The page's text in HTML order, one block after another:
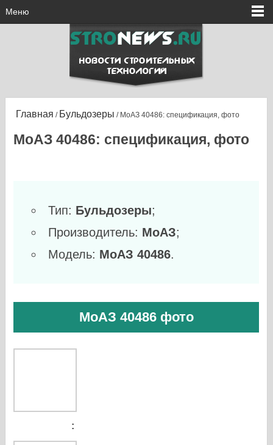
Меню
Главная / Бульдозеры / МоАЗ 40486: спецификация, фото
МоАЗ 40486: спецификация, фото
Тип: Бульдозеры;
Производитель: МоАЗ;
Модель: МоАЗ 40486.
МоАЗ 40486 фото